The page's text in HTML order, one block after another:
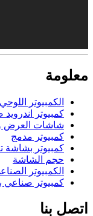
معلومة
الكمبيوتر
كمبيوتر
شاشات العرض
كمبيوتر مدمج
كمبيوتر بشاشة
حجم الشاشة
الكمبيوتر
كمبيوتر
اتصل بنا